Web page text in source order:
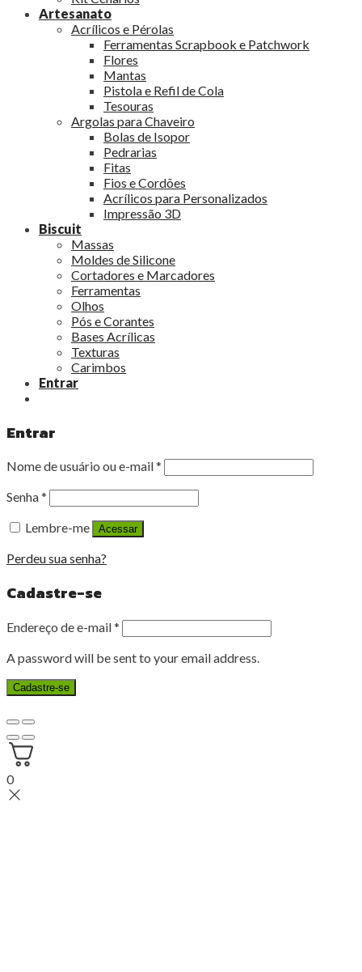
Artesanato
Acrílicos e Pérolas
Ferramentas Scrapbook e Patchwork
Flores
Mantas
Pistola e Refil de Cola
Tesouras
Argolas para Chaveiro
Bolas de Isopor
Pedrarias
Fitas
Fios e Cordões
Acrílicos para Personalizados
Impressão 3D
Biscuit
Massas
Moldes de Silicone
Cortadores e Marcadores
Ferramentas
Olhos
Pós e Corantes
Bases Acrílicas
Texturas
Carimbos
Entrar
Entrar
Nome de usuário ou e-mail*
Senha*
Lembre-me
Acessar
Perdeu sua senha?
Cadastre-se
Endereço de e-mail*
A password will be sent to your email address.
Cadastre-se
0